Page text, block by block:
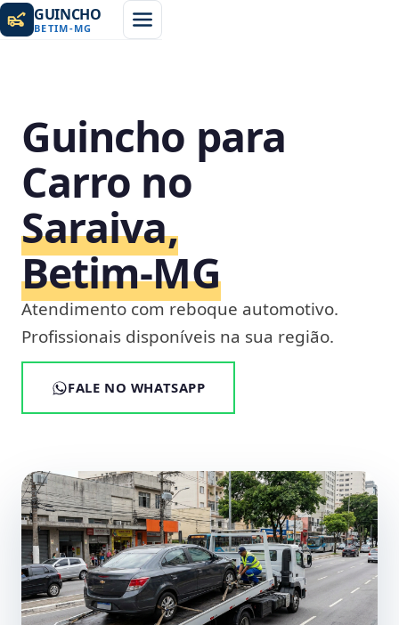
GUINCHO
BETIM-MG
Guincho para
Carro no
Saraiva,
Betim‑MG
Atendimento com reboque automotivo.
Profissionais disponíveis na sua região.
FALE NO WHATSAPP